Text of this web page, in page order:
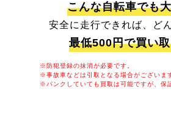
こんな自転車でも
安全に走行できれば、ど
最低500円で買い
※防犯登録の抹消が必要です。
※事故車などは引取となる場合がございま
※パンクしていても買取は可能ですが、保